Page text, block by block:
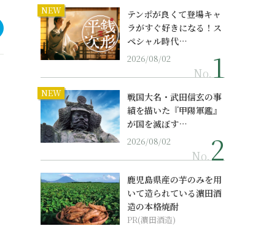
NEW
テンポが良くて登場キャ
ラがすぐ好きになる！ス
ペシャル時代…
2026/08/02
No.
NEW
戦国大名・武田信玄の事
績を描いた『甲陽軍鑑』
が国を滅ぼす…
2026/08/02
No.
鹿児島県産の芋のみを用
いて造られている濵田酒
造の本格焼酎
PR(濵田酒造)